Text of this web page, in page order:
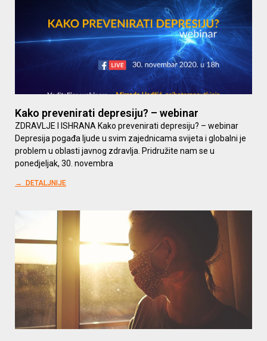
Kako prevenirati depresiju? – webinar
ZDRAVLJE I ISHRANA Kako prevenirati depresiju? – webinar
Depresija pogađa ljude u svim zajednicama svijeta i globalni je
problem u oblasti javnog zdravlja. Pridružite nam se u
ponedjeljak, 30. novembra
→ DETALJNIJE